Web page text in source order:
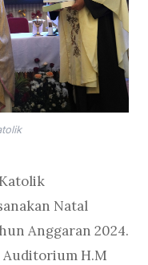
Natal
Anggaran 2024.
Auditorium H.M